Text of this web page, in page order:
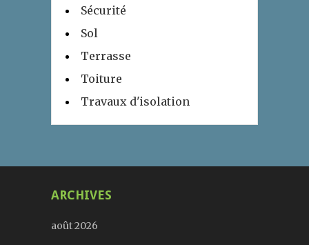
Sécurité
Sol
Terrasse
Toiture
Travaux d'isolation
ARCHIVES
août 2026